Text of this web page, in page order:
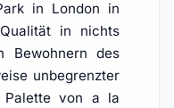
in London in
in nichts
Bewohnern des
unbegrenzter
Palette von a la